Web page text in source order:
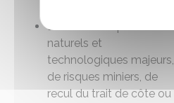
En cas de risques
naturels et
technologiques majeurs,
de risques miniers, de
recul du trait de côte ou